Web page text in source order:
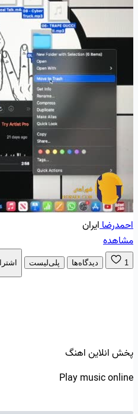
احمدرضاایران
مشاهده
1 دیدگاه‌ها پلی‌لیست
پخش انلاین اهنگ
Play music online